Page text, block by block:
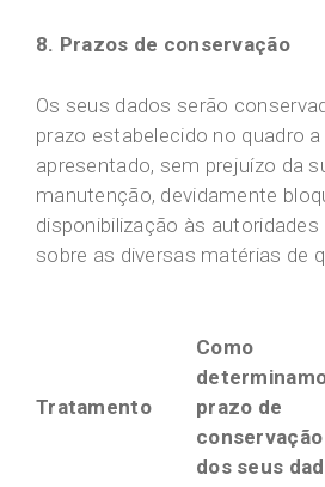
8. Prazos de conservação
Os seus dados serão
prazo estabelecido no quadro a
apresentado, sem prejuízo da
manutenção, devidamente
disponibilização às
sobre as diversas matérias de
Tratamento
Como
prazo de
conservação
dos seus